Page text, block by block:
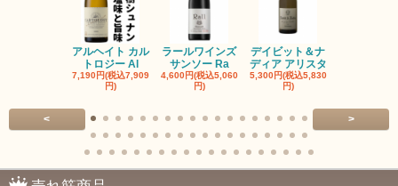
アルヘイト カル
トロジー Al
7,190円(税込7,909
円)
ラールワインズ
サンソー Ra
4,600円(税込5,060
円)
デイビット＆ナ
ディア アリスタ
5,300円(税込5,830
円)
< >